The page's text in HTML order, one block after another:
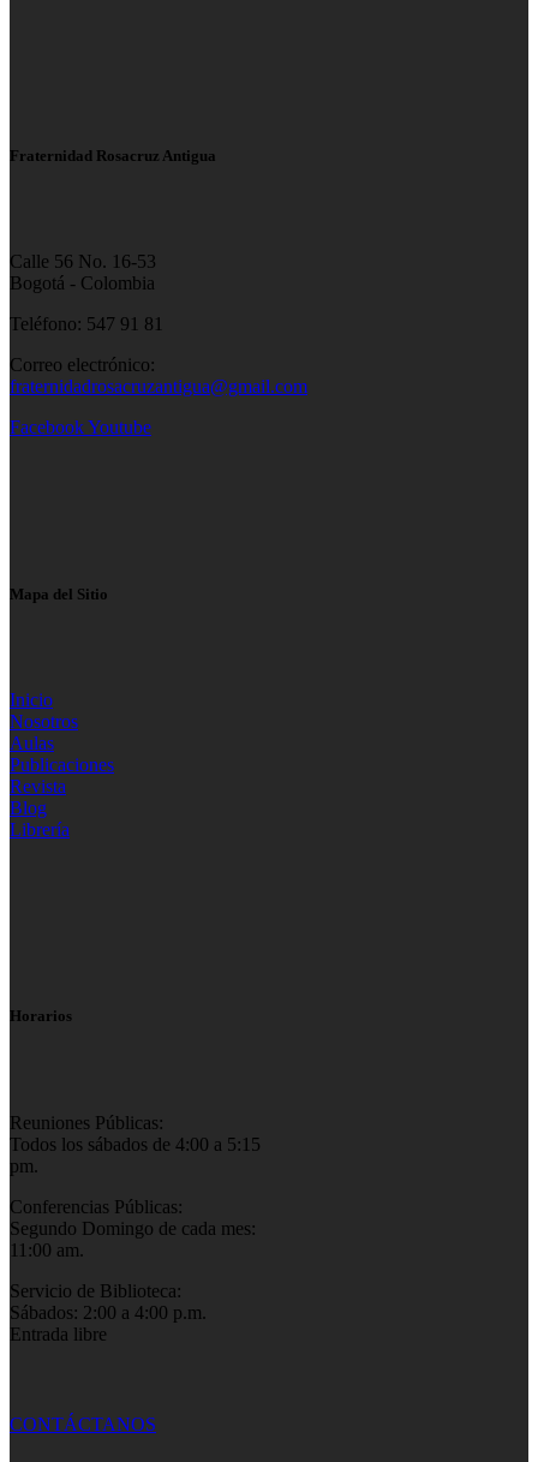
Fraternidad Rosacruz Antigua
Calle 56 No. 16-53
Bogotá - Colombia
Teléfono: 547 91 81
Correo electrónico:
fraternidadrosacruzantigua@gmail.com
FacebookYoutube
Mapa del Sitio
Inicio
Nosotros
Aulas
Publicaciones
Revista
Blog
Librería
Horarios
Reuniones Públicas:
Todos los sábados de 4:00 a 5:15
pm.
Conferencias Públicas:
Segundo Domingo de cada mes:
11:00 am.
Servicio de Biblioteca:
Sábados: 2:00 a 4:00 p.m.
Entrada libre
CONTÁCTANOS